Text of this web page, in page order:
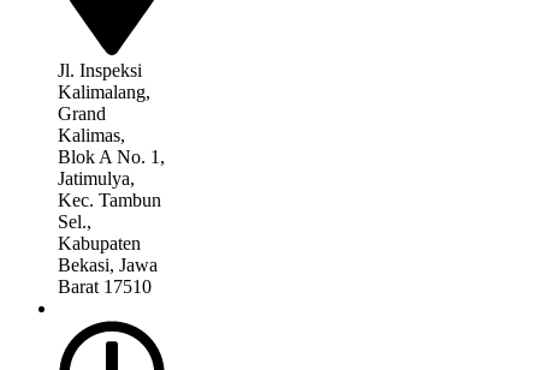
Jl. Inspeksi
Kalimalang,
Grand
Kalimas,
Blok A No. 1,
Jatimulya,
Kec. Tambun
Sel.,
Kabupaten
Bekasi, Jawa
Barat 17510